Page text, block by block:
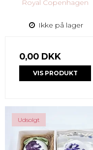
Royal Copenhagen
Ikke på lager
0,00 DKK
VIS PRODUKT
Udsolgt